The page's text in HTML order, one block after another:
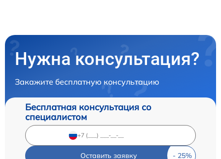
Нужна консультация?
Закажите бесплатную консультацию
Бесплатная консультация со
специалистом
Оставить заявку